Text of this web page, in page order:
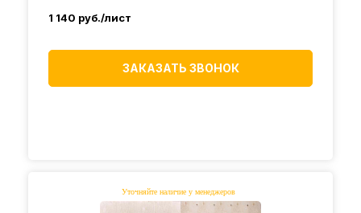
1 140 руб./лист
ЗАКАЗАТЬ ЗВОНОК